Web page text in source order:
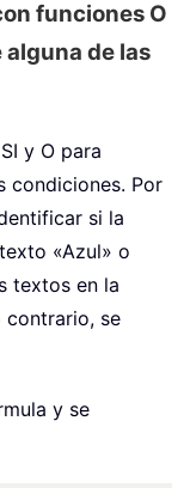
funciones O
de las
y O para
condiciones. Por
si la
«Azul» o
textos en la
contrario, se
y se